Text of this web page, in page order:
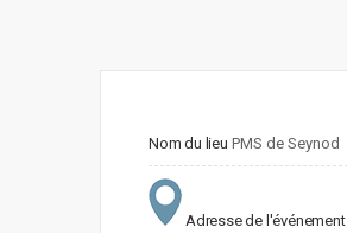
Nom du lieu PMS de Seynod
Adresse de l'événement